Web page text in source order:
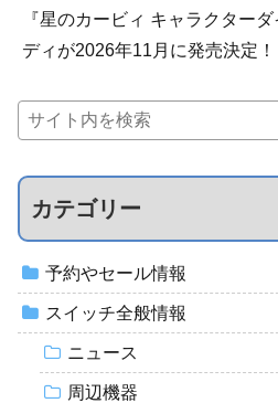
『星のカービィ キャラクター
ディが2026年11月に発売決定！
カテゴリー
予約やセール情報
スイッチ全般情報
ニュース
周辺機器